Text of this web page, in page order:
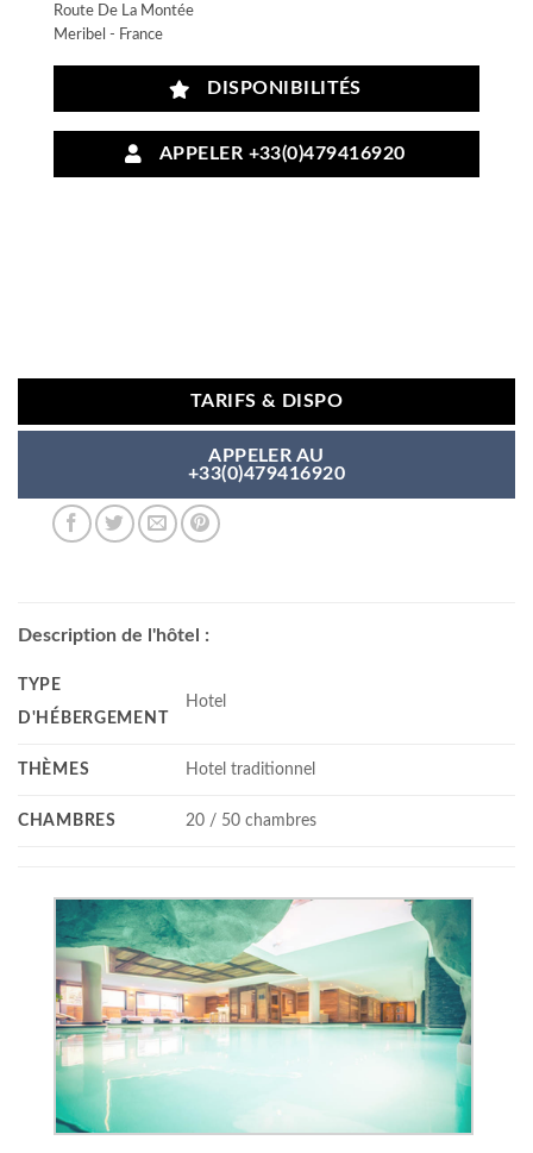
Route De La Montée
Meribel - France
DISPONIBILITÉS
APPELER +33(0)479416920
TARIFS & DISPO
APPELER AU
+33(0)479416920
Description de l'hôtel :
TYPE
D'HÉBERGEMENT
Hotel
THÈMES Hotel traditionnel
CHAMBRES 20 / 50 chambres